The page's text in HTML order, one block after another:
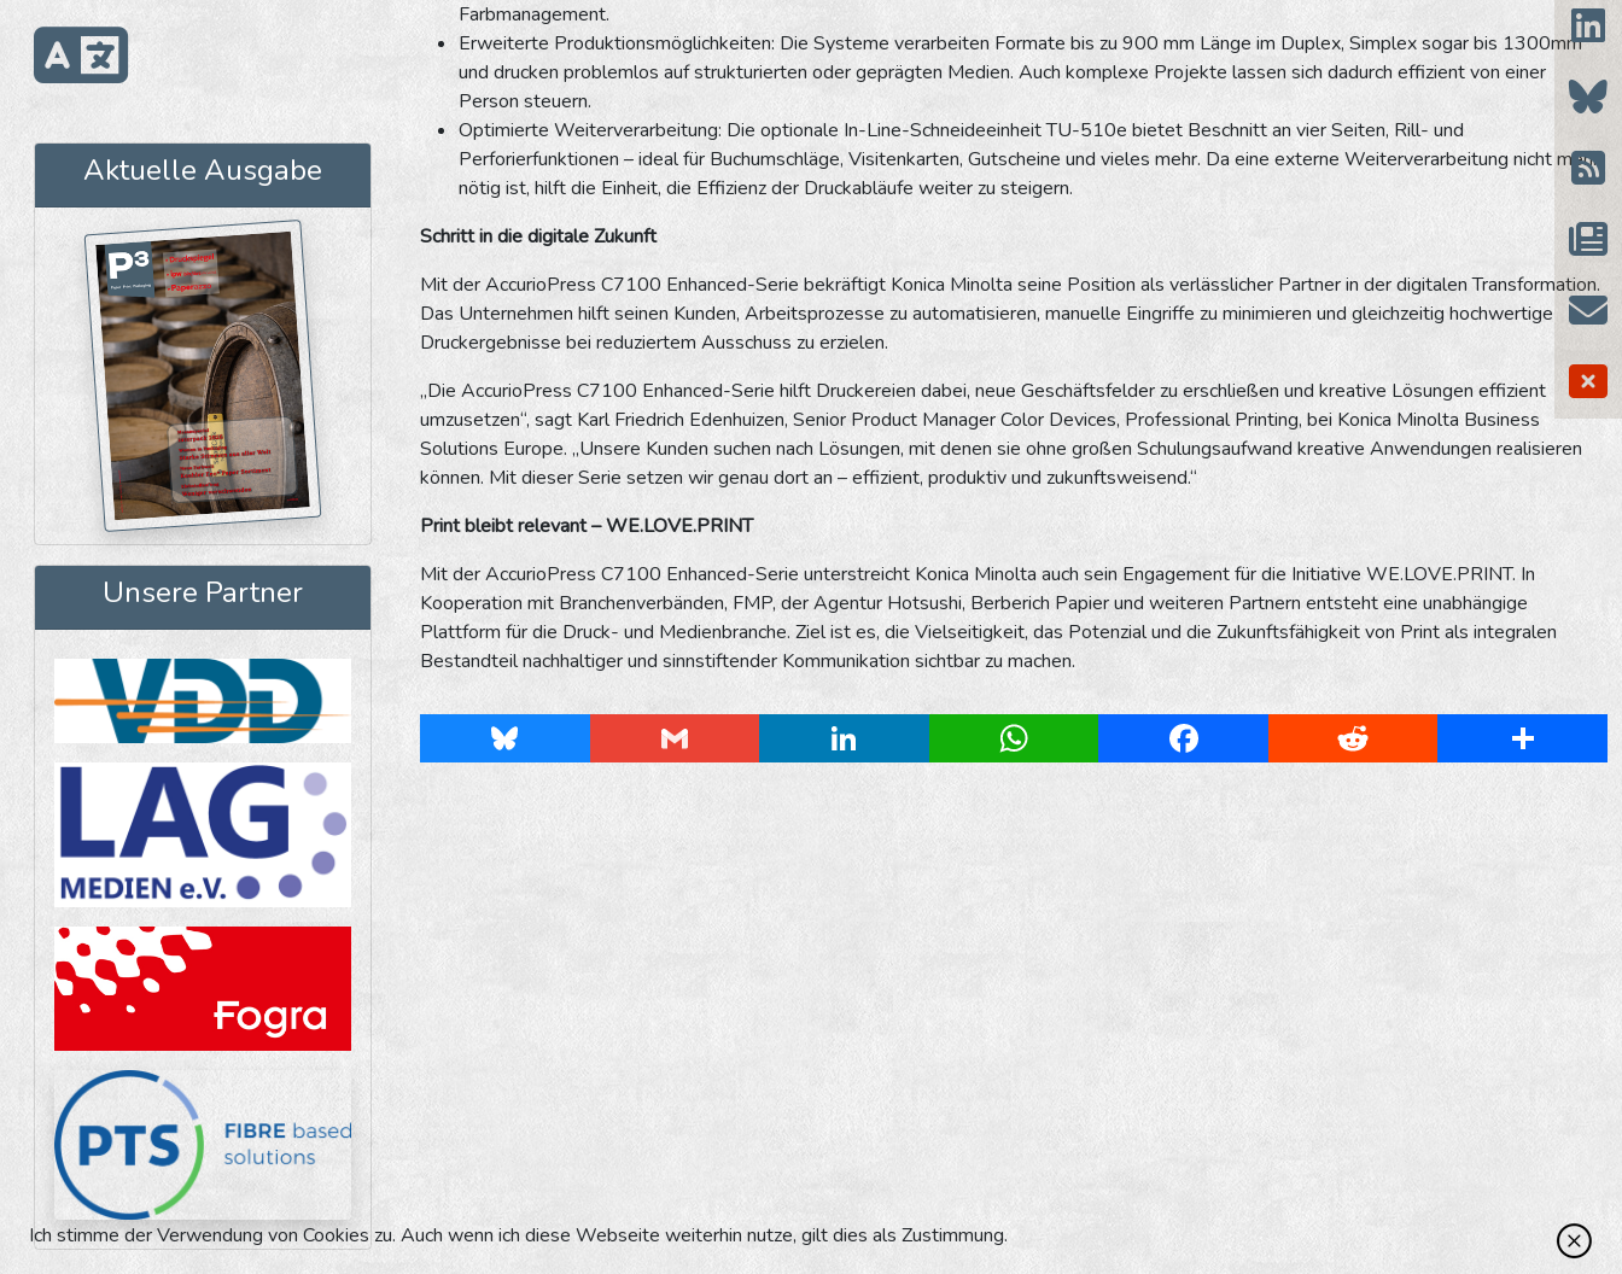
Aktuelle Ausgabe
Unsere Partner
Farbmanagement.
Erweiterte Produktionsmöglichkeiten: Die Systeme verarbeiten Formate bis zu 900 mm Länge im Duplex, Simplex sogar bis 1300mm
und drucken problemlos auf strukturierten oder geprägten Medien. Auch komplexe Projekte lassen sich dadurch effizient von einer
Person steuern.
Optimierte Weiterverarbeitung: Die optionale In-Line-Schneideeinheit TU-510e bietet Beschnitt an vier Seiten, Rill- und
Perforierfunktionen – ideal für Buchumschläge, Visitenkarten, Gutscheine und vieles mehr. Da eine externe Weiterverarbeitung nicht mehr
nötig ist, hilft die Einheit, die Effizienz der Druckabläufe weiter zu steigern.
Schritt in die digitale Zukunft
Mit der AccurioPress C7100 Enhanced-Serie bekräftigt Konica Minolta seine Position als verlässlicher Partner in der digitalen Transformation.
Das Unternehmen hilft seinen Kunden, Arbeitsprozesse zu automatisieren, manuelle Eingriffe zu minimieren und gleichzeitig hochwertige
Druckergebnisse bei reduziertem Ausschuss zu erzielen.
„Die AccurioPress C7100 Enhanced-Serie hilft Druckereien dabei, neue Geschäftsfelder zu erschließen und kreative Lösungen effizient
umzusetzen“, sagt Karl Friedrich Edenhuizen, Senior Product Manager Color Devices, Professional Printing, bei Konica Minolta Business
Solutions Europe. „Unsere Kunden suchen nach Lösungen, mit denen sie ohne großen Schulungsaufwand kreative Anwendungen realisieren
können. Mit dieser Serie setzen wir genau dort an – effizient, produktiv und zukunftsweisend.“
Print bleibt relevant – WE.LOVE.PRINT
Mit der AccurioPress C7100 Enhanced-Serie unterstreicht Konica Minolta auch sein Engagement für die Initiative WE.LOVE.PRINT. In
Kooperation mit Branchenverbänden, FMP, der Agentur Hotsushi, Berberich Papier und weiteren Partnern entsteht eine unabhängige
Plattform für die Druck- und Medienbranche. Ziel ist es, die Vielseitigkeit, das Potenzial und die Zukunftsfähigkeit von Print als integralen
Bestandteil nachhaltiger und sinnstiftender Kommunikation sichtbar zu machen.
Bluesky Gmail LinkedIn WhatsApp Facebook Reddit Share
Ich stimme der Verwendung von Cookies zu. Auch wenn ich diese Webseite weiterhin nutze, gilt dies als Zustimmung.